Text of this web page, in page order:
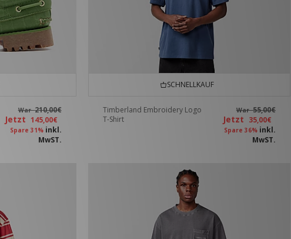
War210,00€
Jetzt 145,00€
Spare 31% inkl.
MwST.
SCHNELLKAUF
Timberland Embroidery Logo
T-Shirt
War55,00€
Jetzt 35,00€
Spare 36% inkl.
MwST.